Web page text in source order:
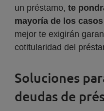
un préstamo, te
mayoría de los
mejor te exigirán
cotitularidad del
Soluciones
deudas de